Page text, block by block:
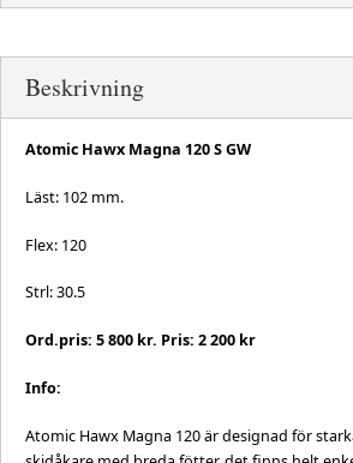
Beskrivning
Atomic Hawx Magna 120 S GW
Läst: 102 mm.
Flex: 120
Strl: 30.5
Ord.pris: 5 800 kr. Pris: 2 200 kr
Info:
Atomic Hawx Magna 120 är designad för